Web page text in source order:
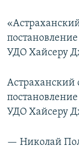
УДО Хайсеру
Астраханский
УДО Хайсеру
— Николай